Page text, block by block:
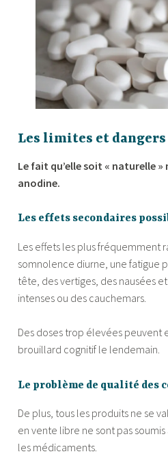
Les limites et
Le fait qu’elle soit « naturelle »
anodine.
Les effets secondaires
Les effets les plus fréquemment
somnolence diurne, une fatigue
tête, des vertiges, des nausées
intenses ou des cauchemars.
Des doses trop élevées peuvent
brouillard cognitif le lendemain.
Le problème de qualité des
De plus, tous les produits ne se
en vente libre ne sont pas
les médicaments.